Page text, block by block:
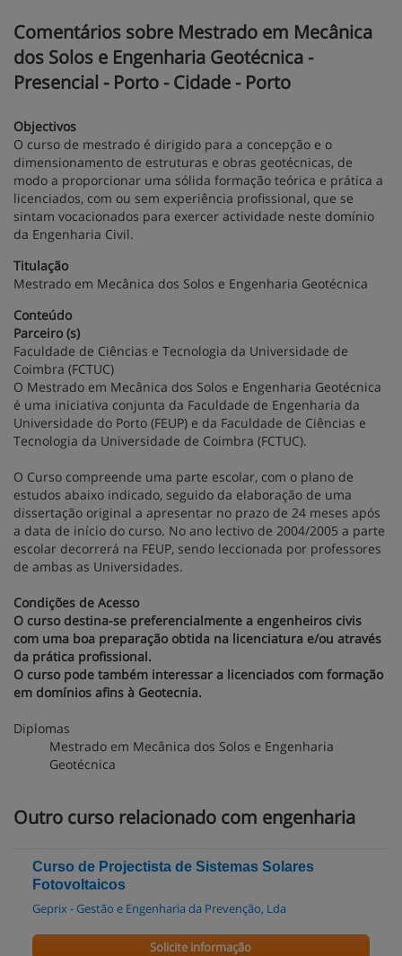
Comentários sobre Mestrado em Mecânica
dos Solos e Engenharia Geotécnica -
Presencial - Porto - Cidade - Porto
Objectivos
O curso de mestrado é dirigido para a concepção e o
dimensionamento de estruturas e obras geotécnicas, de
modo a proporcionar uma sólida formação teórica e prática a
licenciados, com ou sem experiência profissional, que se
sintam vocacionados para exercer actividade neste domínio
da Engenharia Civil.
Titulação
Mestrado em Mecânica dos Solos e Engenharia Geotécnica
Conteúdo
Parceiro (s)
Faculdade de Ciências e Tecnologia da Universidade de
Coimbra (FCTUC)
O Mestrado em Mecânica dos Solos e Engenharia Geotécnica
é uma iniciativa conjunta da Faculdade de Engenharia da
Universidade do Porto (FEUP) e da Faculdade de Ciências e
Tecnologia da Universidade de Coimbra (FCTUC).
O Curso compreende uma parte escolar, com o plano de
estudos abaixo indicado, seguido da elaboração de uma
dissertação original a apresentar no prazo de 24 meses após
a data de início do curso. No ano lectivo de 2004/2005 a parte
escolar decorrerá na FEUP, sendo leccionada por professores
de ambas as Universidades.
Condições de Acesso
O curso destina-se preferencialmente a engenheiros civis
com uma boa preparação obtida na licenciatura e/ou através
da prática profissional.
O curso pode também interessar a licenciados com formação
em domínios afins à Geotecnia.
Diplomas
Mestrado em Mecânica dos Solos e Engenharia
Geotécnica
Outro curso relacionado com engenharia
Curso de Projectista de Sistemas Solares
Fotovoltaicos
Geprix - Gestão e Engenharia da Prevenção, Lda
Solicite informação